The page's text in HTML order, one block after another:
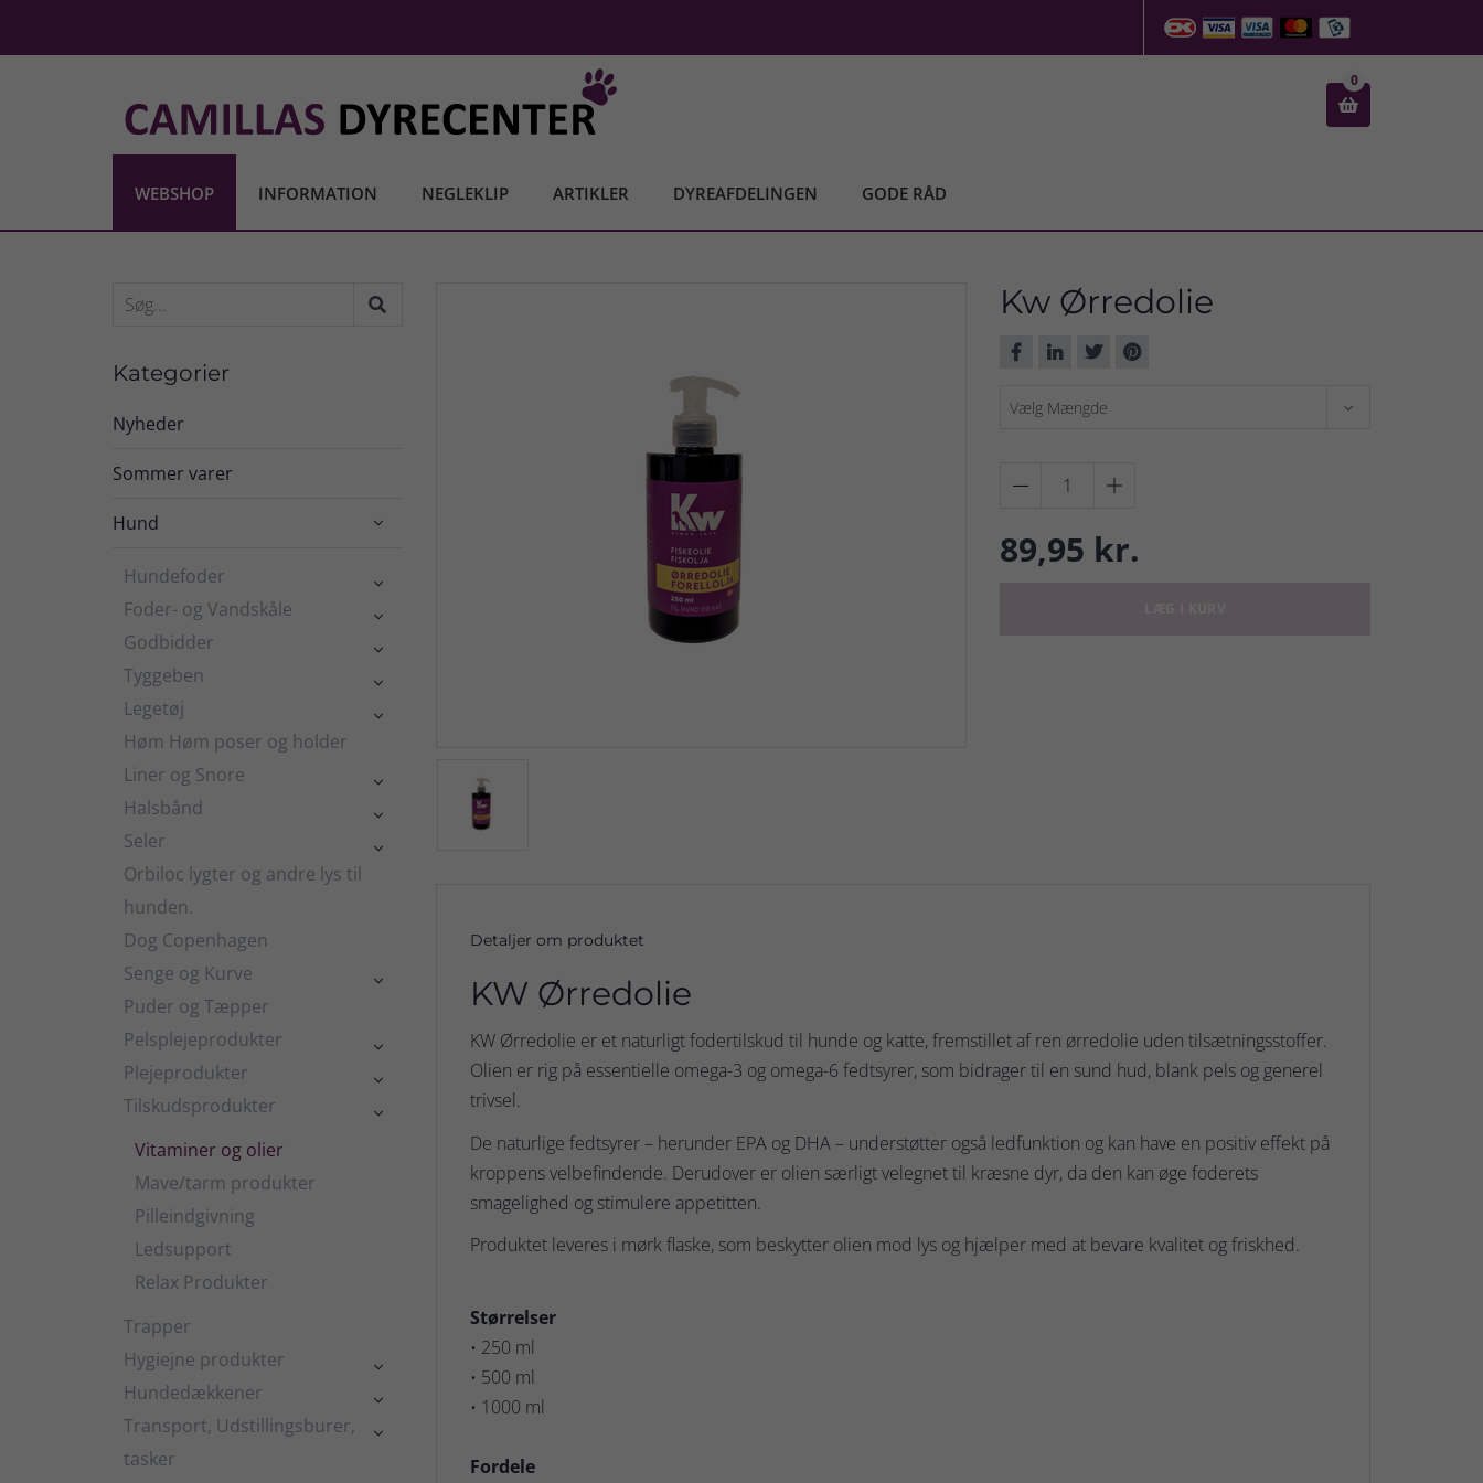

0
WEBSHOP INFORMATION NEGLEKLIP ARTIKLER DYREAFDELINGEN GODE RÅD
Kategorier
Nyheder
Sommer varer
Hund 
Hundefoder 
Foder- og Vandskåle 
Godbidder 
Tyggeben 
Legetøj 
Høm Høm poser og holder
Liner og Snore

Halsbånd 
Seler 
Orbiloc lygter og andre lys til
hunden.
Dog Copenhagen
Senge og Kurve

Puder og Tæpper
Pelsplejeprodukter

Plejeprodukter 
Tilskudsprodukter 
Vitaminer og olier
Mave/tarm produkter
Pilleindgivning
Ledsupport
Relax Produkter
Trapper
Hygiejne produkter

Hundedækkener 
Transport, Udstillingsburer,
tasker

Kw Ørredolie
 
89,95 kr.
Detaljer om produktet
KW Ørredolie
KW Ørredolie er et naturligt fodertilskud til hunde og katte, fremstillet af ren ørredolie uden tilsætningsstoffer.
Olien er rig på essentielle omega-3 og omega-6 fedtsyrer, som bidrager til en sund hud, blank pels og generel
trivsel.
De naturlige fedtsyrer – herunder EPA og DHA – understøtter også ledfunktion og kan have en positiv effekt på
kroppens velbefindende. Derudover er olien særligt velegnet til kræsne dyr, da den kan øge foderets
smagelighed og stimulere appetitten.
Produktet leveres i mørk flaske, som beskytter olien mod lys og hjælper med at bevare kvalitet og friskhed.
Størrelser
• 250 ml
• 500 ml
• 1000 ml
Fordele